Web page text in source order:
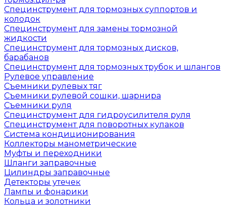
Специнструмент для тормозных суппортов и
колодок
Специнструмент для замены тормозной
жидкости
Специнструмент для тормозных дисков,
барабанов
Специнструмент для тормозных трубок и шлангов
Рулевое управление
Съемники рулевых тяг
Съемники рулевой сошки, шарнира
Съемники руля
Специнструмент для гидроусилителя руля
Специнструмент для поворотных кулаков
Система кондиционирования
Коллекторы манометрические
Муфты и переходники
Шланги заправочные
Цилиндры заправочные
Детекторы утечек
Лампы и фонарики
Кольца и золотники